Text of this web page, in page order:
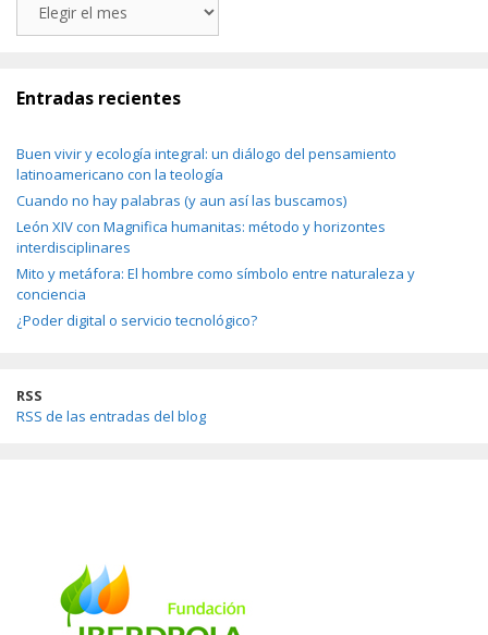
Entradas recientes
Buen vivir y ecología integral: un diálogo del pensamiento
latinoamericano con la teología
Cuando no hay palabras (y aun así las buscamos)
León XIV con Magnifica humanitas: método y horizontes
interdisciplinares
Mito y metáfora: El hombre como símbolo entre naturaleza y
conciencia
¿Poder digital o servicio tecnológico?
RSS
RSS de las entradas del blog